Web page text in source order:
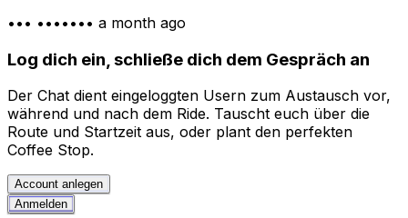
••• ••••••• a month ago
Log dich ein, schließe dich dem Gespräch an
Der Chat dient eingeloggten Usern zum Austausch vor,
während und nach dem Ride. Tauscht euch über die
Route und Startzeit aus, oder plant den perfekten
Coffee Stop.
Account anlegen
Anmelden